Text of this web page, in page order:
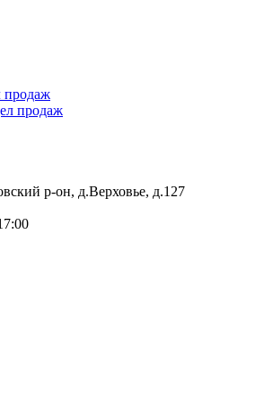
продаж
продаж
р-он, д.Верховье, д.127